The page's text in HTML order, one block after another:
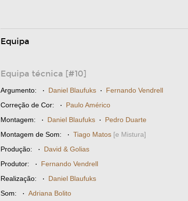
Equipa
Equipa técnica [#10]
Argumento: · Daniel Blaufuks · Fernando Vendrell
Correção de Cor: · Paulo Américo
Montagem: · Daniel Blaufuks · Pedro Duarte
Montagem de Som: · Tiago Matos [e Mistura]
Produção: · David & Golias
Produtor: · Fernando Vendrell
Realização: · Daniel Blaufuks
Som: · Adriana Bolito